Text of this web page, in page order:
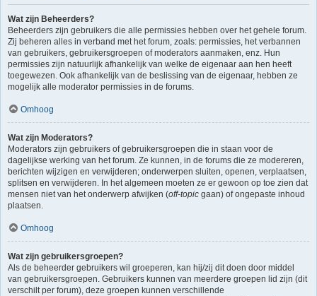
Wat zijn Beheerders?
Beheerders zijn gebruikers die alle permissies hebben over het gehele forum.
Zij beheren alles in verband met het forum, zoals: permissies, het verbannen
van gebruikers, gebruikersgroepen of moderators aanmaken, enz. Hun
permissies zijn natuurlijk afhankelijk van welke de eigenaar aan hen heeft
toegewezen. Ook afhankelijk van de beslissing van de eigenaar, hebben ze
mogelijk alle moderator permissies in de forums.
Omhoog
Wat zijn Moderators?
Moderators zijn gebruikers of gebruikersgroepen die in staan voor de
dagelijkse werking van het forum. Ze kunnen, in de forums die ze modereren,
berichten wijzigen en verwijderen; onderwerpen sluiten, openen, verplaatsen,
splitsen en verwijderen. In het algemeen moeten ze er gewoon op toe zien dat
mensen niet van het onderwerp afwijken (off-topic gaan) of ongepaste inhoud
plaatsen.
Omhoog
Wat zijn gebruikersgroepen?
Als de beheerder gebruikers wil groeperen, kan hij/zij dit doen door middel
van gebruikersgroepen. Gebruikers kunnen van meerdere groepen lid zijn (dit
verschilt per forum), deze groepen kunnen verschillende